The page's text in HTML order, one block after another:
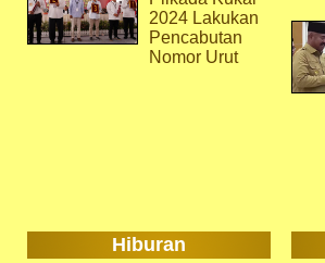
2024 Lakukan
Pencabutan
Nomor Urut
Hiburan